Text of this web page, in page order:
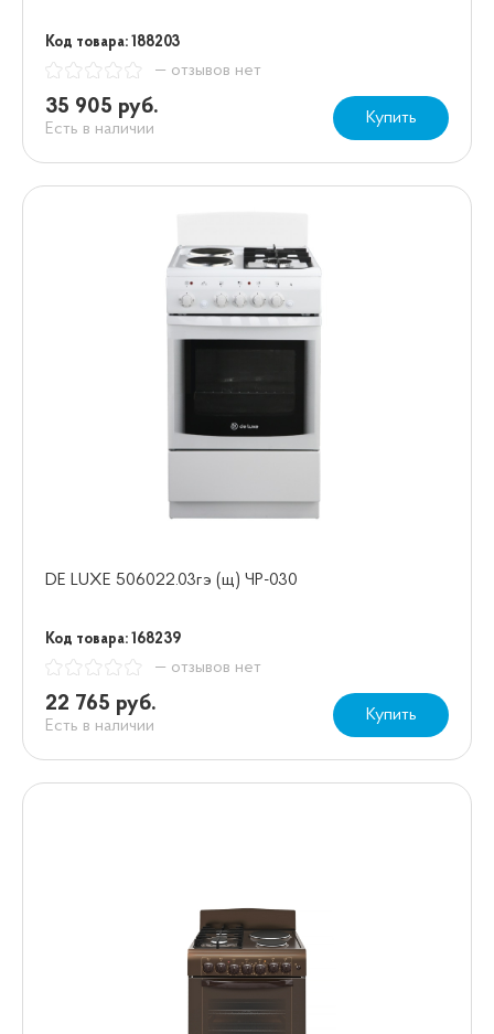
Код товара: 188203
— отзывов нет
35 905 руб.
Есть в наличии
Купить
DE LUXE 506022.03гэ (щ) ЧР-030
Код товара: 168239
— отзывов нет
22 765 руб.
Есть в наличии
Купить